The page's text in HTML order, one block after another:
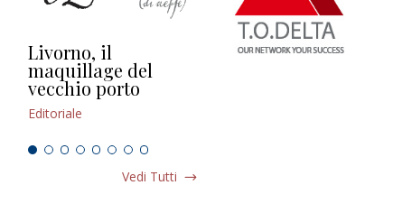
Livorno, il
maquillage del
vecchio porto
Editoriale
L’uscita di scena di
Vedi Tutti